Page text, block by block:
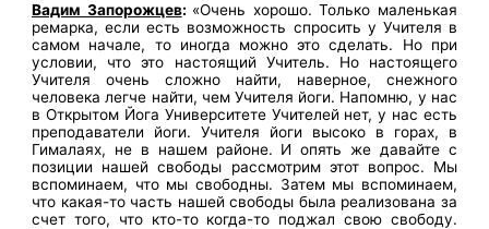
Вадим Запорожцев: «Очень хорошо. Только маленькая
ремарка, если есть возможность спросить у Учителя в
самом начале, то иногда можно это сделать. Но при
условии, что это настоящий Учитель. Но настоящего
Учителя очень сложно найти, наверное, снежного
человека легче найти, чем Учителя йоги. Напомню, у нас
в Открытом Йога Университете Учителей нет, у нас есть
преподаватели йоги. Учителя йоги высоко в горах, в
Гималаях, не в нашем районе. И опять же давайте с
позиции нашей свободы рассмотрим этот вопрос. Мы
вспоминаем, что мы свободны. Затем мы вспоминаем,
что какая-то часть нашей свободы была реализована за
счет того, что кто-то когда-то поджал свою свободу.